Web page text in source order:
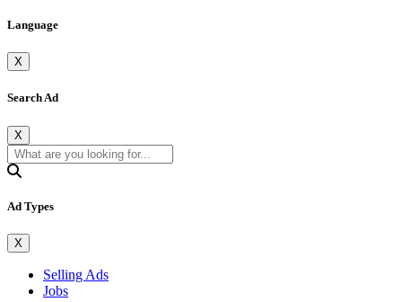
Language
X
Search Ad
X
Ad Types
X
Selling Ads
Jobs